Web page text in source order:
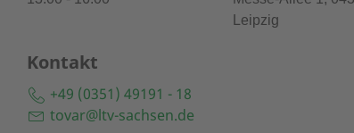
Leipzig
Kontakt
+49 (0351) 49191 - 18
tovar@ltv-sachsen.de